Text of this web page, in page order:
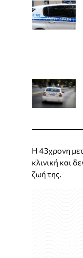
Η 43χρονη
κλινική και
ζωή της.